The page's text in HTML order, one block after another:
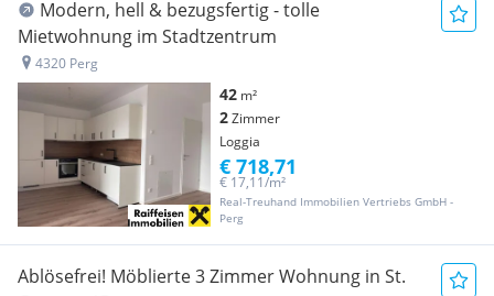
Modern, hell & bezugsfertig - tolle
Mietwohnung im Stadtzentrum
4320 Perg
42 m²
2Zimmer
Loggia
Real-Treuhand Immobilien Vertriebs GmbH -
Perg
€ 17,11/m²
€ 718,71
Ablösefrei! Möblierte 3 Zimmer Wohnung in St.